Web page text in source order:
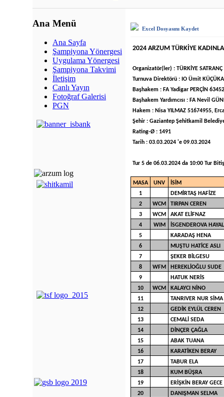
Ana Menü
Ana Sayfa
Şampiyona Yönergesi
Uygulama Yönergesi
Şampiyona Takvimi
İletişim
Canlı Yayın
Fotoğraf Galerisi
PGN
Excel Dosyasını Kaydet
2024 ARZUM TÜRKİYE
Organizatör(ler) : TÜRKİYE SATRANÇ
Turnuva Direktörü : IO Ümit
Başhakem : FA Yadigar PERÇİN
Başhakem Yardımcısı : FA Nevil
Hakem : Nisa YILMAZ 51674955,
Şehir : Gaziantep Şehitkamil
Rating-Ø : 1491
Tarih : 03.03.2024 'e 09.03.2024
Tur 5 de 06.03.2024 da 10:00 Tur
MASA UNV
İSİM
1
DEMİRTAŞ HAFİZE
2
WCM
TIRPAN CEREN
3
WCM
AKAT ELİFNAZ
4
WIM
İSGENDEROVA
5
KARADAŞ HENA
6
MUŞTU HATİCE ASLI
7
ŞEKER BİLGESU
8
WFM
HEREKLİOĞLU SUDE
9
HATUK NERİS
10
WCM
KALAYCI NİNO
11
TANRIVER NUR SİMA
12
GEDİK EYLÜL CEREN
13
CEMALİ SEDA
14
DİNÇER ÇAĞLA
15
ABAK TUANA
16
KARATİKEN BERAY
17
TABUR ELA
18
KUM BÜŞRA
19
ERİŞKİN BERAY GECE
20
DANIŞMAN SELMA